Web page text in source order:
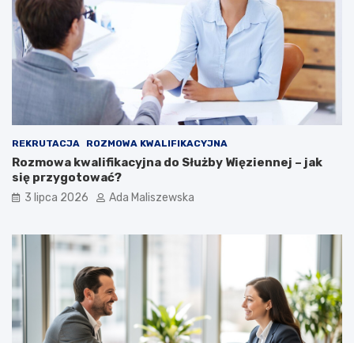
REKRUTACJA ROZMOWA KWALIFIKACYJNA
Rozmowa kwalifikacyjna do Służby Więziennej – jak
się przygotować?
3 lipca 2026 Ada Maliszewska